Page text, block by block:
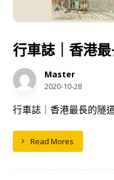
行車誌｜香港
Master
2020-10-28
行車誌｜香港最長的隧
Read Mores